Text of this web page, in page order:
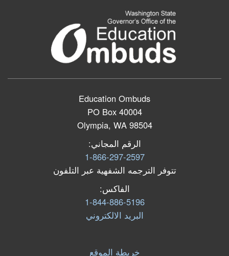
Education Ombuds
PO Box 40004
Olympia, WA 98504
الرقم المجاني:
1-866-297-2597
تتوفر الترجمه الشفهية عبر التلفون
الفاكس:
1-844-886-5196
البرید الالكتروني
خريطة الموقع